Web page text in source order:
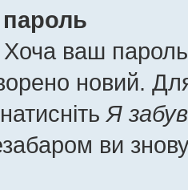
пароль
Хоча ваш
новий.
Я
ви